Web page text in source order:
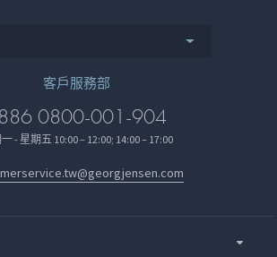
客戶服務部
0800-001-904
- 星期五 10:00 – 12:00; 14:00 – 17:00